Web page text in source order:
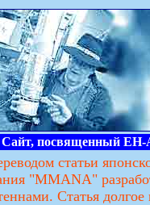
Сайт, посвященный ЕН-
статьи
"MMANA"
Статья долгое